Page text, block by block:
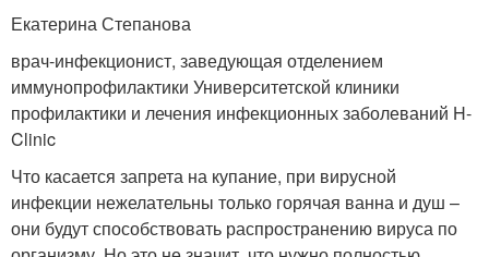
Екатерина Степанова
врач-инфекционист, заведующая отделением
иммунопрофилактики Университетской клиники
профилактики и лечения инфекционных заболеваний H-
Clinic
Что касается запрета на купание, при вирусной
инфекции нежелательны только горячая ванна и душ –
они будут способствовать распространению вируса по